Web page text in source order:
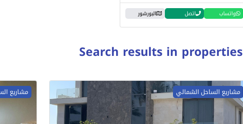
واتساب اتصل البورشور
Search results in properties
مشاريع الساحل الشمالي مشاريع